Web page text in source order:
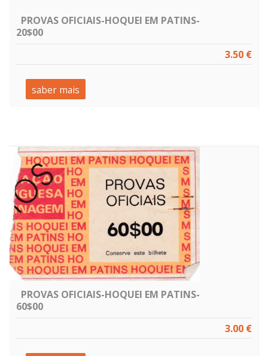
PROVAS OFICIAIS-HOQUEI EM PATINS-
20$00
3.50 €
saber mais
PROVAS OFICIAIS-HOQUEI EM PATINS-
60$00
3.00 €